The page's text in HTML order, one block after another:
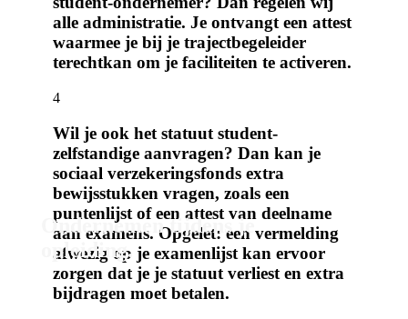
Ondernemen tijdens je
opleiding.
alle administratie. Je ontvangt een attest
waarmee je bij je trajectbegeleider
terechtkan om je faciliteiten te activeren.
4
Wil je ook het statuut student-
zelfstandige aanvragen? Dan kan je
sociaal verzekeringsfonds extra
bewijsstukken vragen, zoals een
puntenlijst of een attest van deelname
aan examens. Opgelet: een vermelding
afwezig op je examenlijst kan ervoor
zorgen dat je je statuut verliest en extra
bijdragen moet betalen.